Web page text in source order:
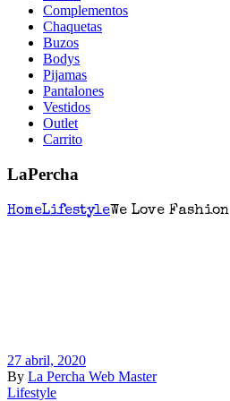
Complementos
Chaquetas
Buzos
Bodys
Pijamas
Pantalones
Vestidos
Outlet
Carrito
LaPercha
HomeLifestyleWe Love Fashion
27 abril, 2020
By La Percha Web Master
Lifestyle